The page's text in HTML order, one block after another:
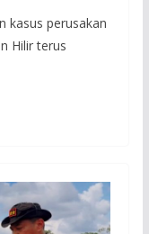
kasus perusakan
Hilir terus